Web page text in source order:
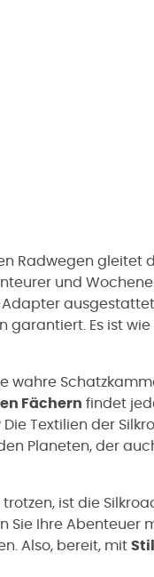
Radwegen gleitet
und
Es ist wie
wahre
Fächern findet
Textilien der
den Planeten, der
ist die
Sie Ihre Abenteuer
Also, bereit, mit Stil